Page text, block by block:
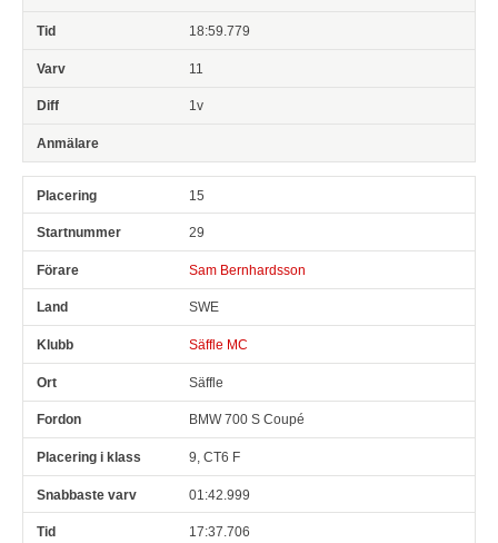
18:59.779
11
1v
15
29
Sam Bernhardsson
SWE
Säffle MC
Säffle
BMW 700 S Coupé
9, CT6 F
01:42.999
17:37.706